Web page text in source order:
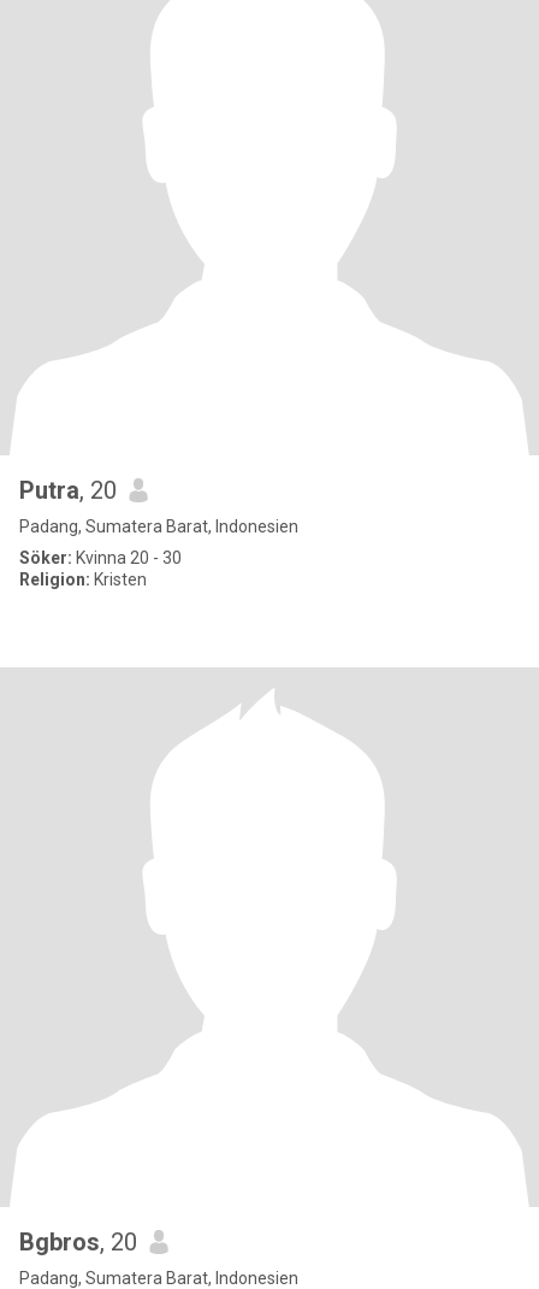
Putra, 20
Padang, Sumatera Barat, Indonesien
Söker: Kvinna 20 - 30
Religion: Kristen
Bgbros, 20
Padang, Sumatera Barat, Indonesien